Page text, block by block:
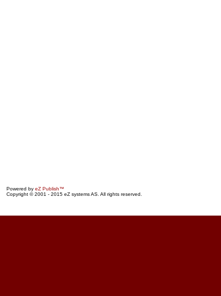
Powered by eZ Publish™
Copyright © 2001 - 2015 eZ systems AS. All rights reserved.